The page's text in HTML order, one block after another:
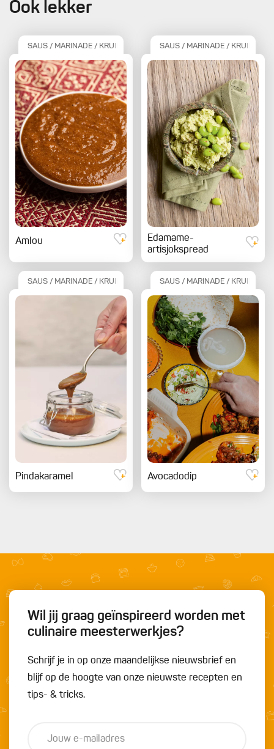
Ook lekker
SAUS / MARINADE / KRUIDEN
Amlou
SAUS / MARINADE / KRUIDEN
Edamame-
artisjokspread
SAUS / MARINADE / KRUIDEN
Pindakaramel
SAUS / MARINADE / KRUIDEN
Avocadodip
Wil jij graag geïnspireerd worden met
culinaire meesterwerkjes?
Schrijf je in op onze maandelijkse nieuwsbrief en
blijf op de hoogte van onze nieuwste recepten en
tips- & tricks.